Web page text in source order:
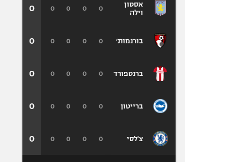
אסטון
וילה
בורנמות׳
ברנטפורד
ברייטון
צ'לסי
0
0
0
0
0
0
0
0
0
0
0
0
0
0
0
0
0
0
0
0
0
0
0
0
0